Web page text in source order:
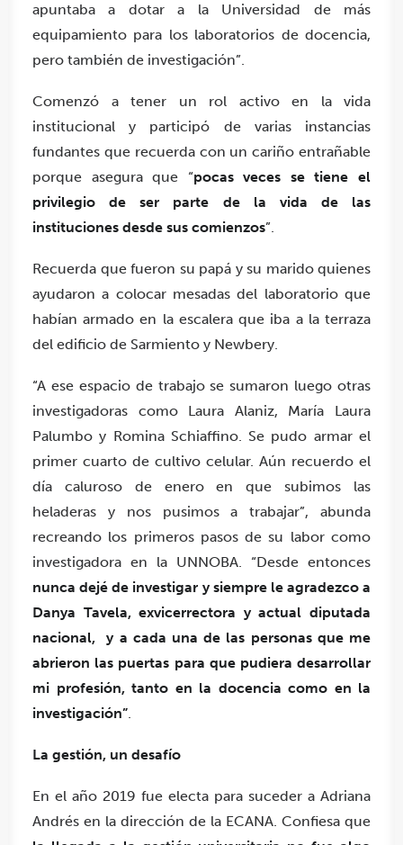
apuntaba a dotar a la Universidad de más
equipamiento para los laboratorios de docencia,
pero también de investigación”.
Comenzó a tener un rol activo en la vida
institucional y participó de varias instancias
fundantes que recuerda con un cariño entrañable
porque asegura que “pocas veces se tiene el
privilegio de ser parte de la vida de las
instituciones desde sus comienzos”.
Recuerda que fueron su papá y su marido quienes
ayudaron a colocar mesadas del laboratorio que
habían armado en la escalera que iba a la terraza
del edificio de Sarmiento y Newbery.
“A ese espacio de trabajo se sumaron luego otras
investigadoras como Laura Alaniz, María Laura
Palumbo y Romina Schiaffino. Se pudo armar el
primer cuarto de cultivo celular. Aún recuerdo el
día caluroso de enero en que subimos las
heladeras y nos pusimos a trabajar”, abunda
recreando los primeros pasos de su labor como
investigadora en la UNNOBA. “Desde entonces
nunca dejé de investigar y siempre le agradezco a
Danya Tavela, exvicerrectora y actual diputada
nacional,
y a cada una de las personas que me
abrieron las puertas para que pudiera desarrollar
mi profesión, tanto en la docencia como en la
investigación”.
La gestión, un desafío
En el año 2019 fue electa para suceder a Adriana
Andrés en la dirección de la ECANA. Confiesa que